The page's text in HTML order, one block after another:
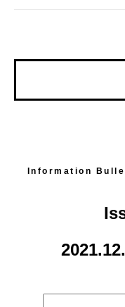
Information